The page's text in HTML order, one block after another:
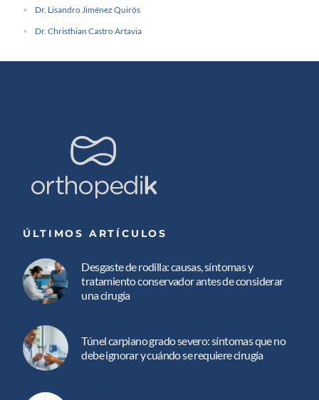
Dr. Lisandro Jiménez Quirós
Dr. Christhian Castro Artavia
ÚLTIMOS ARTÍCULOS
Desgaste de rodilla: causas, síntomas y
tratamiento conservador antes de considerar
una cirugía
Túnel carpiano grado severo: síntomas que no
debe ignorar y cuándo se requiere cirugía